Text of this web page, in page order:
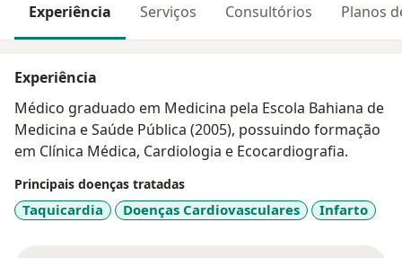
Experiência Serviços Consultórios Planos
Experiência
Médico graduado em Medicina pela Escola Bahiana de
Medicina e Saúde Pública (2005), possuindo formação
em Clínica Médica, Cardiologia e Ecocardiografia.
Principais doenças tratadas
Taquicardia Doenças Cardiovasculares Infarto